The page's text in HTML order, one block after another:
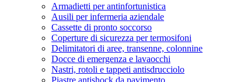
Armadietti per antinfortunistica
Ausili per infermeria aziendale
Cassette di pronto soccorso
Coperture di sicurezza per termosifoni
Delimitatori di aree, transenne, colonnine
Docce di emergenza e lavaocchi
Nastri, rotoli e tappeti antisdrucciolo
Piastre antishock da pavimento